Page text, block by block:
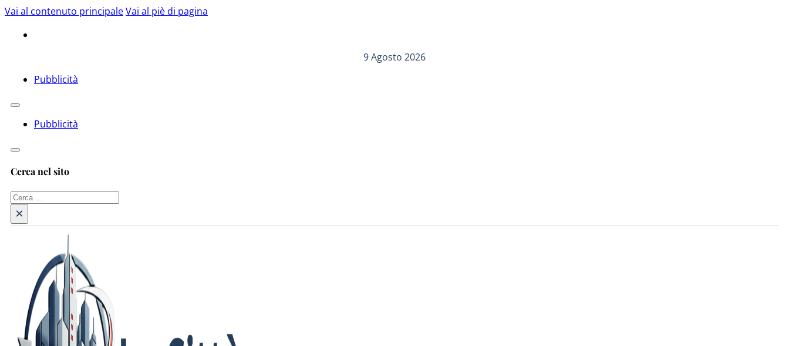
Vai al contenuto principaleVai al piè di pagina
9 Agosto 2026
Pubblicità
Pubblicità
Cerca nel sito
Cerca
×